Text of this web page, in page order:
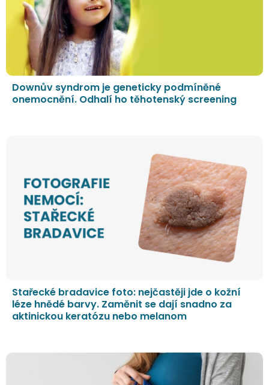
Downův syndrom je geneticky podmíněné
onemocnění. Odhalí ho těhotenský screening
Stařecké bradavice foto: nejčastěji jde o kožní
léze hnědé barvy. Zaměnit se dají snadno za
aktinickou keratózu nebo melanom